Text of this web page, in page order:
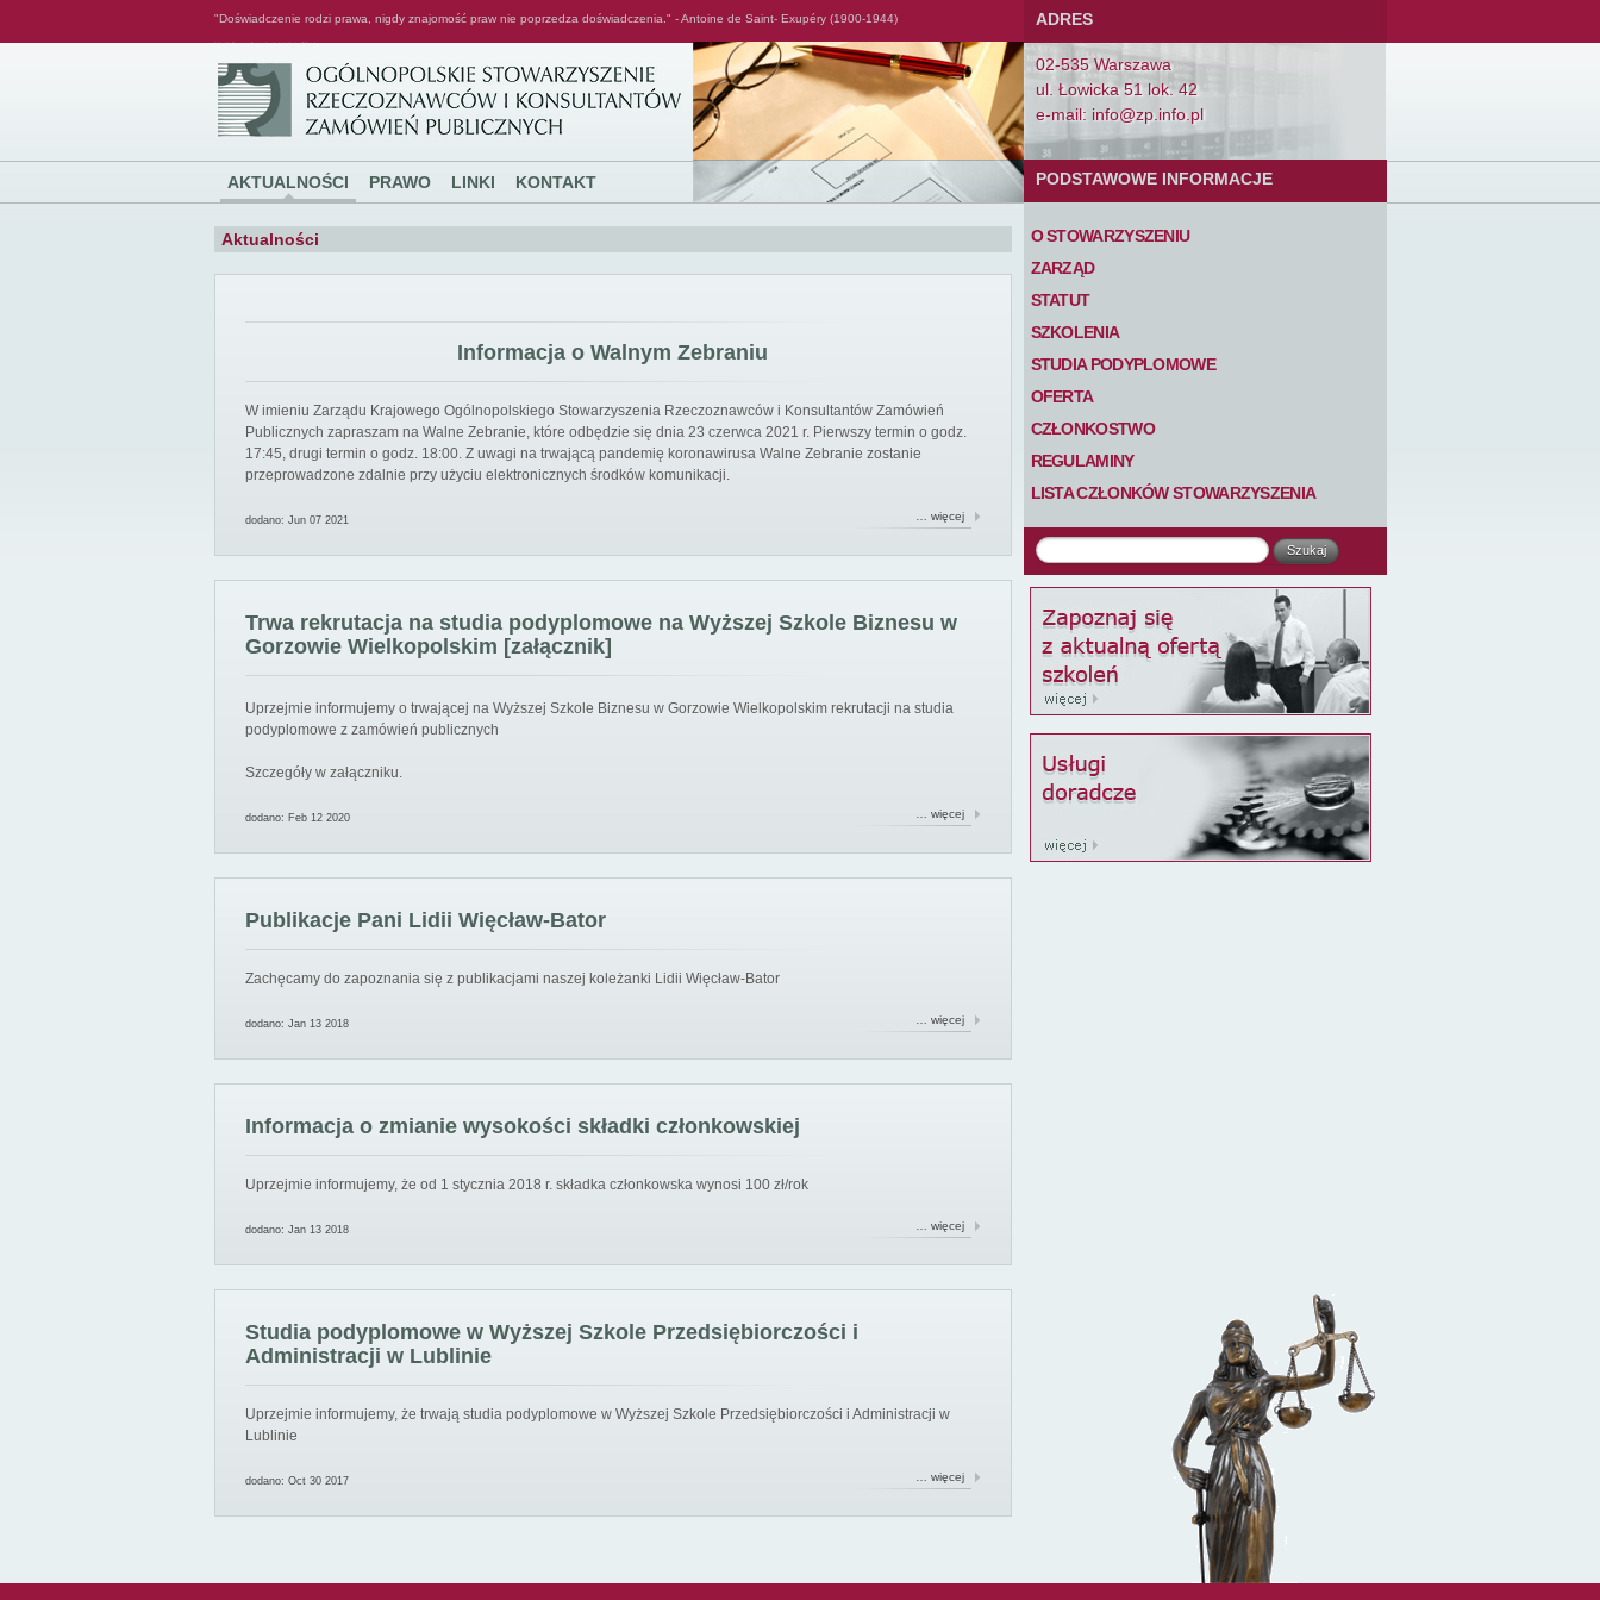
"Doświadczenie rodzi prawa, nigdy znajomość praw nie poprzedza doświadczenia." - Antoine de Saint- Exupéry (1900-1944)
AKTUALNOŚCI PRAWO LINKI KONTAKT
ADRES
02-535 Warszawa
ul. Łowicka 51 lok. 42
e-mail: info@zp.info.pl
PODSTAWOWE INFORMACJE
O STOWARZYSZENIU
ZARZĄD
STATUT
SZKOLENIA
STUDIA PODYPLOMOWE
OFERTA
CZŁONKOSTWO
REGULAMINY
LISTA CZŁONKÓW STOWARZYSZENIA
Aktualności
Informacja o Walnym Zebraniu
W imieniu Zarządu Krajowego Ogólnopolskiego Stowarzyszenia Rzeczoznawców i Konsultantów Zamówień
Publicznych zapraszam na Walne Zebranie, które odbędzie się dnia 23 czerwca 2021 r. Pierwszy termin o godz.
17:45, drugi termin o godz. 18:00. Z uwagi na trwającą pandemię koronawirusa Walne Zebranie zostanie
przeprowadzone zdalnie przy użyciu elektronicznych środków komunikacji.
dodano: Jun 07 2021 … więcej
Trwa rekrutacja na studia podyplomowe na Wyższej Szkole Biznesu w
Gorzowie Wielkopolskim [załącznik]
Uprzejmie informujemy o trwającej na Wyższej Szkole Biznesu w Gorzowie Wielkopolskim rekrutacji na studia
podyplomowe z zamówień publicznych
Szczegóły w załączniku.
dodano: Feb 12 2020 … więcej
Publikacje Pani Lidii Więcław-Bator
Zachęcamy do zapoznania się z publikacjami naszej koleżanki Lidii Więcław-Bator
dodano: Jan 13 2018 … więcej
Informacja o zmianie wysokości składki członkowskiej
Uprzejmie informujemy, że od 1 stycznia 2018 r. składka członkowska wynosi 100 zł/rok
dodano: Jan 13 2018 … więcej
Studia podyplomowe w Wyższej Szkole Przedsiębiorczości i
Administracji w Lublinie
Uprzejmie informujemy, że trwają studia podyplomowe w Wyższej Szkole Przedsiębiorczości i Administracji w
Lublinie
dodano: Oct 30 2017 … więcej